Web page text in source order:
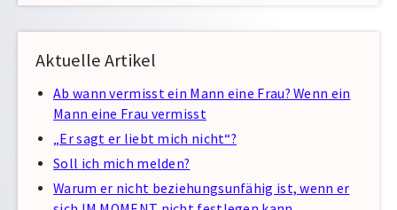
Aktuelle Artikel
Ab wann vermisst ein Mann eine Frau? Wenn ein
Mann eine Frau vermisst
„Er sagt er liebt mich nicht“?
Soll ich mich melden?
Warum er nicht beziehungsunfähig ist, wenn er